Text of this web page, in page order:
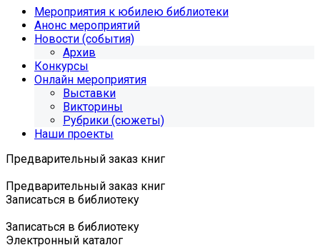
Мероприятия к юбилею библиотеки
Анонс мероприятий
Новости (события)
Архив
Конкурсы
Онлайн мероприятия
Выставки
Викторины
Рубрики (сюжеты)
Наши проекты
Предварительный заказ книг
Предварительный заказ книг
Записаться в библиотеку
Записаться в библиотеку
Электронный каталог